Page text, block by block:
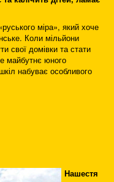
міра», який хоче
Коли мільйони
свої домівки та стати
майбутнє юного
набуває особливого
Нашестя